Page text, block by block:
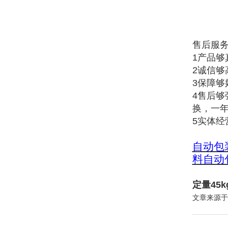
售后服
1产品够
2诚信够
3保障够
4售后够
换，一
5实体经
自动包
料自动
定量
文章来源